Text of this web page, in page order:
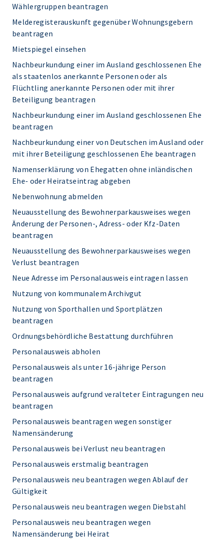
Wählergruppen beantragen
Melderegisterauskunft gegenüber Wohnungsgebern
beantragen
Mietspiegel einsehen
Nachbeurkundung einer im Ausland geschlossenen Ehe
als staatenlos anerkannte Personen oder als
Flüchtling anerkannte Personen oder mit ihrer
Beteiligung beantragen
Nachbeurkundung einer im Ausland geschlossenen Ehe
beantragen
Nachbeurkundung einer von Deutschen im Ausland oder
mit ihrer Beteiligung geschlossenen Ehe beantragen
Namenserklärung von Ehegatten ohne inländischen
Ehe- oder Heiratseintrag abgeben
Nebenwohnung abmelden
Neuausstellung des Bewohnerparkausweises wegen
Änderung der Personen-, Adress- oder Kfz-Daten
beantragen
Neuausstellung des Bewohnerparkausweises wegen
Verlust beantragen
Neue Adresse im Personalausweis eintragen lassen
Nutzung von kommunalem Archivgut
Nutzung von Sporthallen und Sportplätzen
beantragen
Ordnungsbehördliche Bestattung durchführen
Personalausweis abholen
Personalausweis als unter 16-jährige Person
beantragen
Personalausweis aufgrund veralteter Eintragungen neu
beantragen
Personalausweis beantragen wegen sonstiger
Namensänderung
Personalausweis bei Verlust neu beantragen
Personalausweis erstmalig beantragen
Personalausweis neu beantragen wegen Ablauf der
Gültigkeit
Personalausweis neu beantragen wegen Diebstahl
Personalausweis neu beantragen wegen
Namensänderung bei Heirat